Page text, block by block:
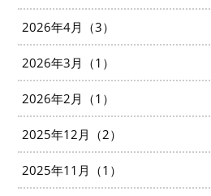
2026年4月（3）
2026年3月（1）
2026年2月（1）
2025年12月（2）
2025年11月（1）